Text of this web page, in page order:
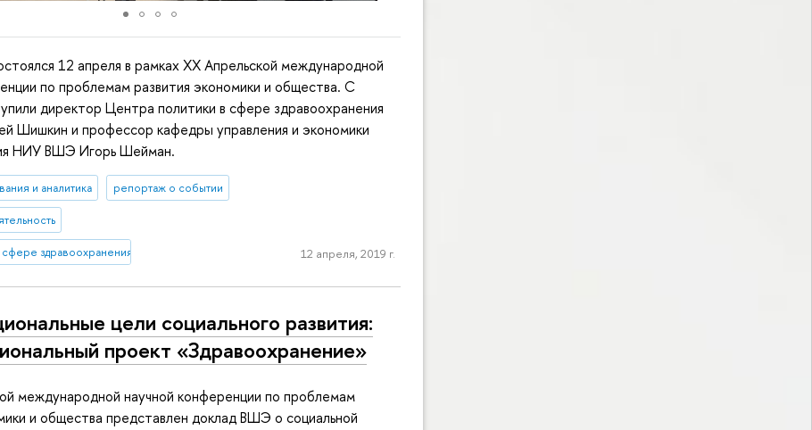
12 апреля в рамках XX Апрельской международной
по проблемам развития экономики и общества. С
директор Центра политики в сфере здравоохранения
и профессор кафедры управления и экономики
НИУ ВШЭ Игорь Шейман.
и аналитика репортаж о событии
здравоохранения 12 апреля, 2019 г.
цели социального развития:
проект «Здравоохранение»
международной научной конференции по проблемам
и общества представлен доклад ВШЭ о социальной